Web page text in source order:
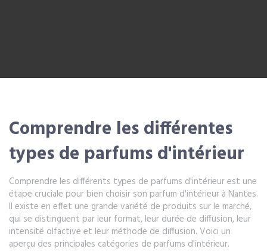
Comprendre les différentes
types de parfums d'intérieur
Comprendre les différents types de parfums d'intérieur est une
étape cruciale pour bien choisir son parfum d'intérieur à Nantes.
Il existe en effet une grande variété de produits sur le marché,
qui se distinguent par leur format, leur durée de diffusion, leur
intensité olfactive et leur méthode de diffusion. Voici un
aperçu des principales catégories de parfums d'intérieur.